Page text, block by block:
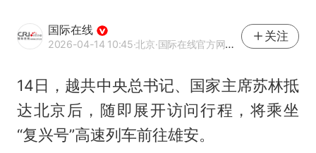
国际在线
2026-04-14 10:45·北京·国际在线官方网易号
关注
14日，越共中央总书记、国家主席苏林抵
达北京后，随即展开访问行程，将乘坐
“复兴号”高速列车前往雄安。